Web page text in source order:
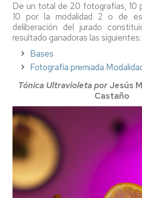
De un total de 20 fotografías, 10
10 por la modalidad 2 o de
deliberación del jurado
resultado ganadoras las siguientes:
Bases
Fotografía premiada
Tónica Ultravioleta por Jesús
Castaño